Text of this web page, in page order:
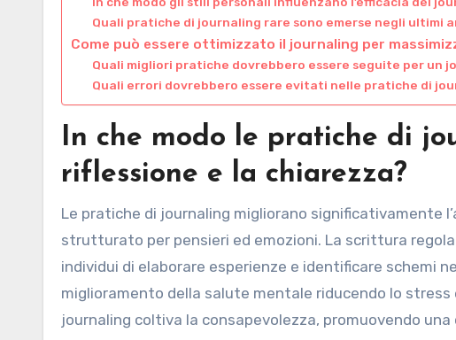
Quali pratiche di journaling rare sono emerse negli ultimi
Come può essere ottimizzato il journaling per
Quali migliori pratiche dovrebbero essere seguite per un
Quali errori dovrebbero essere evitati nelle pratiche di
In che modo le pratiche di
riflessione e la chiarezza?
Le pratiche di journaling migliorano significativamente
strutturato per pensieri ed emozioni. La scrittura
individui di elaborare esperienze e identificare schemi
miglioramento della salute mentale riducendo lo
journaling coltiva la consapevolezza, promuovendo